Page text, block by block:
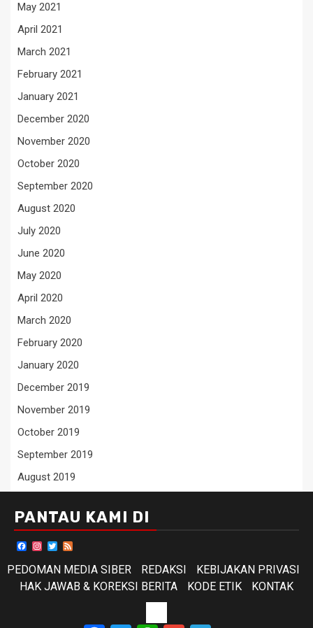
May 2021
April 2021
March 2021
February 2021
January 2021
December 2020
November 2020
October 2020
September 2020
August 2020
July 2020
June 2020
May 2020
April 2020
March 2020
February 2020
January 2020
December 2019
November 2019
October 2019
September 2019
August 2019
PANTAU KAMI DI
Facebook
Instagram
Twitter
PEDOMAN MEDIA SIBER
REDAKSI
KEBIJAKAN PRIVASI
HAK JAWAB & KOREKSI BERITA
KODE ETIK KONTAK